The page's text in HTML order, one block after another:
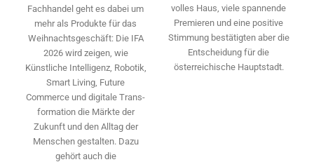
Fachhandel geht es dabei um
mehr als Produkte für das
Weihnachtsgeschäft: Die IFA
2026 wird ­zeigen, wie
Künstliche Intelligenz, Robotik,
Smart Living, Future
Commerce und digitale Trans­
formation die Märkte der
Zukunft und den Alltag der
Menschen gestalten. Dazu
gehört auch die
volles Haus, viele spannende
Premieren und eine positive
Stimmung bestätigten aber die
Entscheidung für die
österreichische Hauptstadt.